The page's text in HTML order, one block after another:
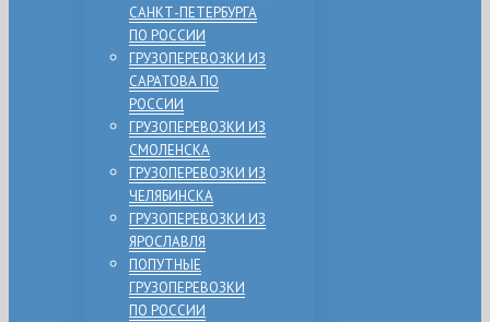
САНКТ-ПЕТЕРБУРГА
ПО РОССИИ
ГРУЗОПЕРЕВОЗКИ ИЗ
САРАТОВА ПО
РОССИИ
ГРУЗОПЕРЕВОЗКИ ИЗ
СМОЛЕНСКА
ГРУЗОПЕРЕВОЗКИ ИЗ
ЧЕЛЯБИНСКА
ГРУЗОПЕРЕВОЗКИ ИЗ
ЯРОСЛАВЛЯ
ПОПУТНЫЕ
ГРУЗОПЕРЕВОЗКИ
ПО РОССИИ